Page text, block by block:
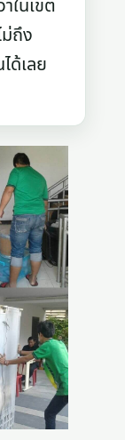
ในเขต
ถึง
ด้เลย